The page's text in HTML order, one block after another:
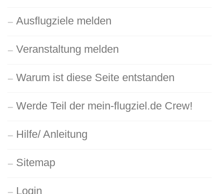
Ausflugziele melden
Veranstaltung melden
Warum ist diese Seite entstanden
Werde Teil der mein-flugziel.de Crew!
Hilfe/ Anleitung
Sitemap
Login